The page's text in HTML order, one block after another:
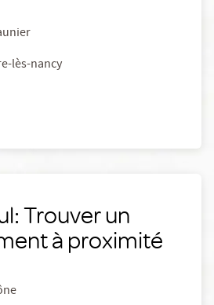
lès-nancy
Trouver un
à proximité